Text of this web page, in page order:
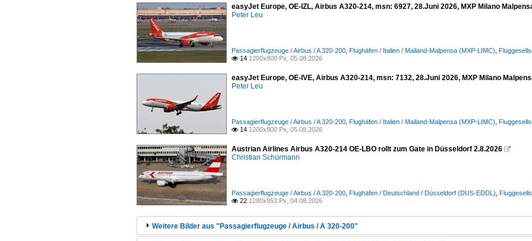
easyJet Europe, OE-IZL, Airbus A320-214, msn: 6927, 28.Juni 2026, MXP Milano
Peter Leu
Passagierflugzeuge / Airbus / A 320-200 Flughäfen / Italien / Mailand-Malpensa (MXP-LIMC)
 14 1200x800 Px, 05.08.2026
easyJet Europe, OE-IVE, Airbus A320-214, msn: 7132, 28.Juni 2026, MXP Milano
Peter Leu
Passagierflugzeuge / Airbus / A 320-200 Flughäfen / Italien / Mailand-Malpensa (MXP-LIMC)
 14 1200x800 Px, 05.08.2026
Austrian Airlines Airbus A320-214 OE-LBO rollt zum Gate in Düsseldorf 2.8.2026 
Christian Schürmann
Passagierflugzeuge / Airbus / A 320-200 Flughäfen / Deutschland / Düsseldorf (DUS-EDDL)
 22 1280x853 Px, 04.08.2026
Weitere Bilder aus "Passagierflugzeuge / Airbus / A 320-200"